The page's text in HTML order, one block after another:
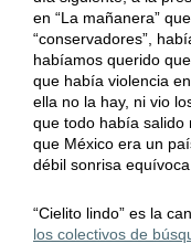
en “La mañanera”
“conservadores”,
habíamos querido
que había violencia
ella no la hay, ni vio
que todo había salido
que México era un
débil sonrisa equívoca.
“Cielito lindo” es la
los colectivos de